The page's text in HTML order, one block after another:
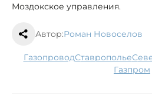
Моздокское управления.
Автор:Роман Новоселов
газопровод Ставрополье
Газпром